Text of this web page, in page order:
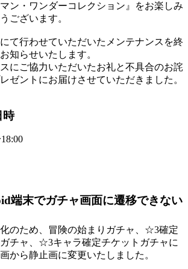
ン・ワンダーコレクション』をお楽しみ
ございます。
て行わせていただいたメンテナンスを終
知らせいたします。
にご協力いただいたお礼と不具合のお詫
ゼントにお届けさせていただきました。
時
端末でガチャ画面に遷移できない
のため、冒険の始まりガチャ、☆3確定
チャ、☆3キャラ確定チケットガチャに
から静止画に変更いたしました。